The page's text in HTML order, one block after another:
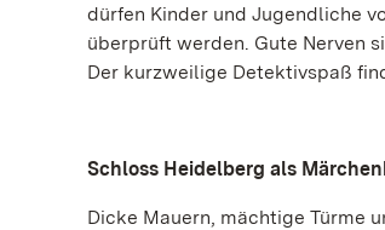
dürfen Kinder und Jugendliche
überprüft werden. Gute Nerven
Der kurzweilige Detektivspaß
Schloss Heidelberg als
Dicke Mauern, mächtige Türme